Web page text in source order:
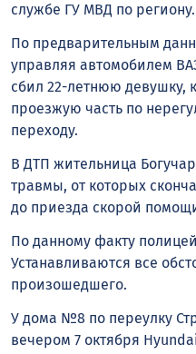
службе ГУ МВД по региону.
По предварительным
управляя автомобилем
сбил 22-летнюю девушку,
проезжую часть по
переходу.
В ДТП жительница
травмы, от которых
до приезда скорой
По данному факту
Устанавливаются все
произошедшего.
У дома №8 по переулку
вечером 7 октября